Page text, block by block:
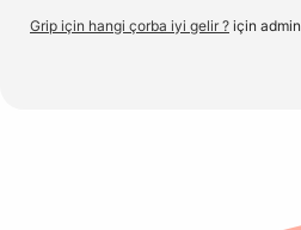
Grip için hangi çorba iyi gelir ? için admin